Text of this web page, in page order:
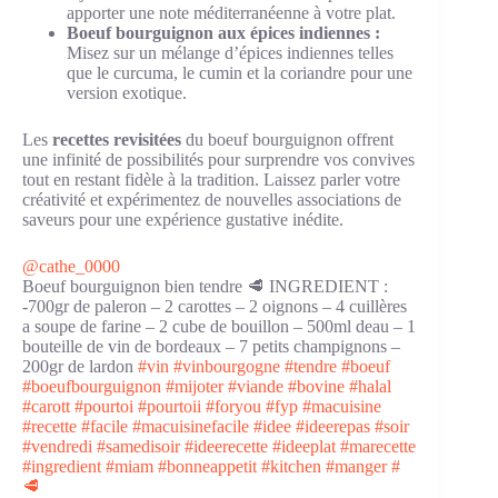
apporter une note méditerranéenne à votre plat.
Boeuf bourguignon aux épices indiennes :
Misez sur un mélange d’épices indiennes telles
que le curcuma, le cumin et la coriandre pour une
version exotique.
Les recettes revisitées du boeuf bourguignon offrent
une infinité de possibilités pour surprendre vos convives
tout en restant fidèle à la tradition. Laissez parler votre
créativité et expérimentez de nouvelles associations de
saveurs pour une expérience gustative inédite.
@cathe_0000
Boeuf bourguignon bien tendre 🥩 INGREDIENT :
-700gr de paleron – 2 carottes – 2 oignons – 4 cuillères
a soupe de farine – 2 cube de bouillon – 500ml deau – 1
bouteille de vin de bordeaux – 7 petits champignons –
200gr de lardon #vin #vinbourgogne #tendre #boeuf
#boeufbourguignon #mijoter #viande #bovine #halal
#carott #pourtoi #pourtoii #foryou #fyp #macuisine
#recette #facile #macuisinefacile #idee #ideerepas #soir
#vendredi #samedisoir #ideerecette #ideeplat #marecette
#ingredient #miam #bonneappetit #kitchen #manger #
🥩